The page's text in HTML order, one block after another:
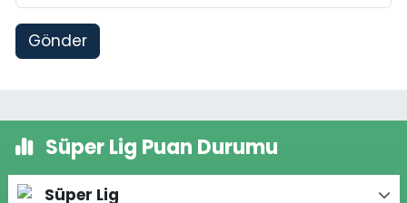
Gönder
Süper Lig Puan Durumu
Süper Lig